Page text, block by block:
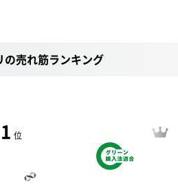
の売れ筋ランキング
1 位